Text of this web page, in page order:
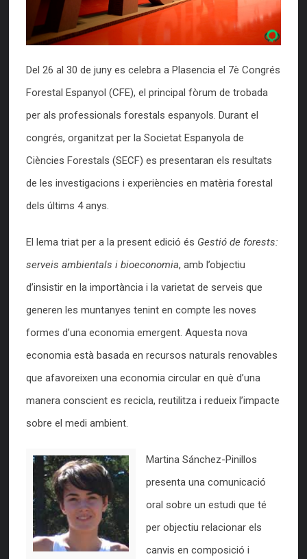
Del 26 al 30 de juny es celebra a Plasencia el 7è Congrés
Forestal Espanyol (CFE), el principal fòrum de trobada
per als professionals forestals espanyols. Durant el
congrés, organitzat per la Societat Espanyola de
Ciències Forestals (SECF) es presentaran els resultats
de les investigacions i experiències en matèria forestal
dels últims 4 anys.
El lema triat per a la present edició és Gestió de forests:
serveis ambientals i bioeconomia, amb l’objectiu
d’insistir en la importància i la varietat de serveis que
generen les muntanyes tenint en compte les noves
formes d’una economia emergent. Aquesta nova
economia està basada en recursos naturals renovables
que afavoreixen una economia circular en què d’una
manera conscient es recicla, reutilitza i redueix l’impacte
sobre el medi ambient.
Martina Sánchez-Pinillos
presenta una comunicació
oral sobre un estudi que té
per objectiu relacionar els
canvis en composició i